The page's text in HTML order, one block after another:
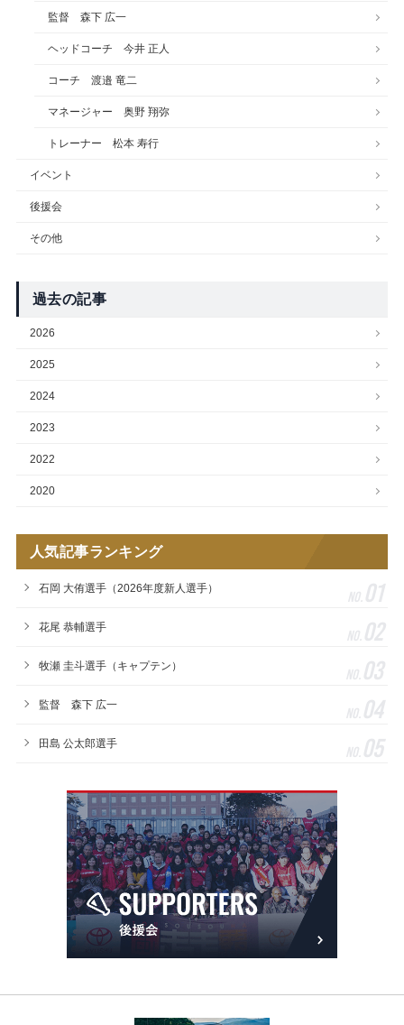
監督 森下 広一
ヘッドコーチ 今井 正人
コーチ 渡邉 竜二
マネージャー 奥野 翔弥
トレーナー 松本 寿行
イベント
後援会
その他
過去の記事
2026
2025
2024
2023
2022
2020
人気記事ランキング
石岡 大侑選手（2026年度新人選手） No. 01
花尾 恭輔選手 No. 02
牧瀬 圭斗選手（キャプテン） No. 03
監督 森下 広一 No. 04
田島 公太郎選手 No. 05